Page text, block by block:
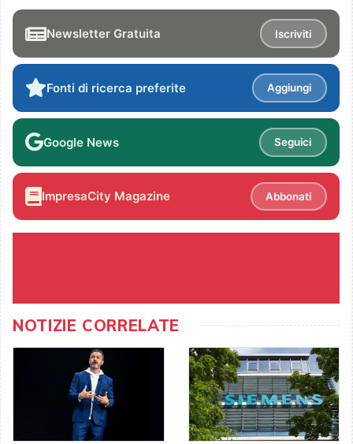
Newsletter Gratuita Iscriviti
Fonti di ricerca preferite Aggiungi
Google News Seguici
ImpresaCity Magazine Abbonati
NOTIZIE CORRELATE